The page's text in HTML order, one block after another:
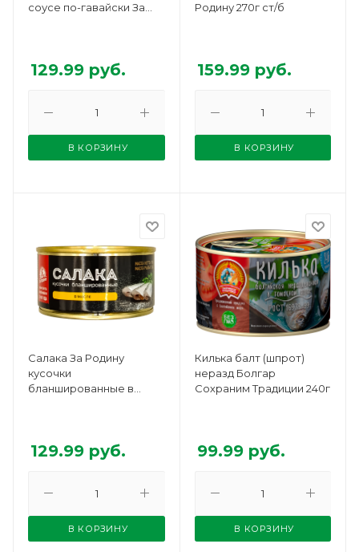
соусе по-гавайски За
129.99 руб.
В КОРЗИНУ
Родину 270г ст/б
159.99руб.
В КОРЗИНУ
Салака За Родину
кусочки
бланшированные в
129.99 руб.
В КОРЗИНУ
Килька балт (шпрот)
неразд Болгар
Сохраним Традиции 240г
99.99руб.
В КОРЗИНУ